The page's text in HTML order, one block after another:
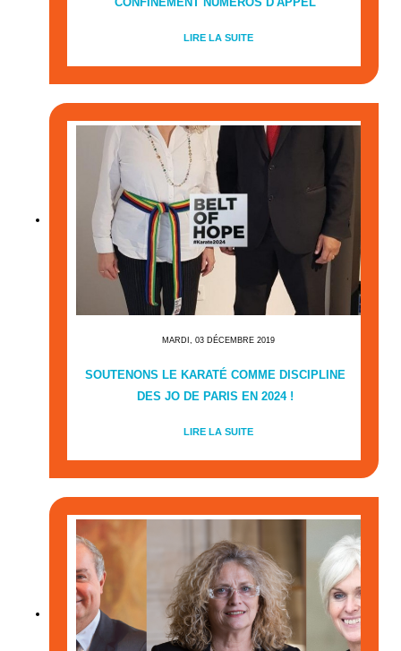
LIRE LA SUITE
MARDI, 03 DÉCEMBRE 2019
SOUTENONS LE KARATÉ COMME DISCIPLINE
DES JO DE PARIS EN 2024 !
LIRE LA SUITE